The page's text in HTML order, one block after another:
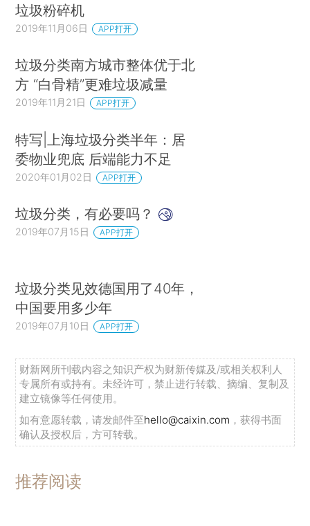
垃圾粉碎机
2019年11月06日 APP打开
垃圾分类南方城市整体优于北
方 “白骨精”更难垃圾减量
2019年11月21日 APP打开
特写|上海垃圾分类半年：居
委物业兜底 后端能力不足
2020年01月02日 APP打开
垃圾分类，有必要吗？
2019年07月15日 APP打开
垃圾分类见效德国用了40年，
中国要用多少年
2019年07月10日 APP打开
财新网所刊载内容之知识产权为财新传媒及/或相关权利人
专属所有或持有。未经许可，禁止进行转载、摘编、复制及
建立镜像等任何使用。
如有意愿转载，请发邮件至hello@caixin.com ，获得书面
确认及授权后，方可转载。
推荐阅读